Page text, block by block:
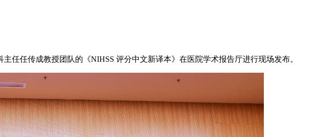
任任传成教授团队的《NIHSS 评分中文新译本》在医院学术报告厅进行现场发布。